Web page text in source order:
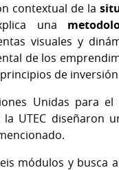
contextual de la
una
visuales y
de los
de
Unidas para
la UTEC
módulos y busca